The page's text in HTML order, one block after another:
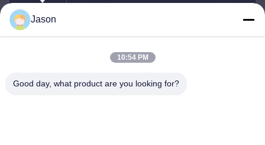
Wiadomość
elektroniczna
Jason
10:54 PM
Good day, what product are you looking for?